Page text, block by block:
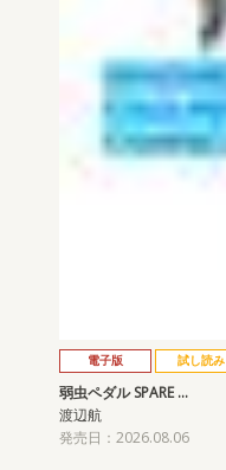
電子版 試し読み
弱虫ペダル SPARE …
渡辺航
発売日：2026.08.06